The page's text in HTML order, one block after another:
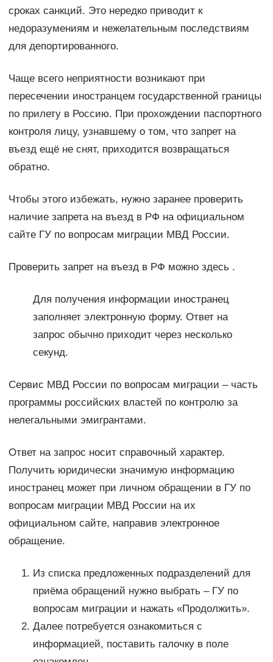
сроках санкций. Это нередко приводит к
недоразумениям и нежелательным последствиям
для депортированного.
Чаще всего неприятности возникают при
пересечении иностранцем государственной границы
по прилету в Россию. При прохождении паспортного
контроля лицу, узнавшему о том, что запрет на
въезд ещё не снят, приходится возвращаться
обратно.
Чтобы этого избежать, нужно заранее проверить
наличие запрета на въезд в РФ на официальном
сайте ГУ по вопросам миграции МВД России.
Проверить запрет на въезд в РФ можно здесь .
Для получения информации иностранец
заполняет электронную форму. Ответ на
запрос обычно приходит через несколько
секунд.
Сервис МВД России по вопросам миграции – часть
программы российских властей по контролю за
нелегальными эмигрантами.
Ответ на запрос носит справочный характер.
Получить юридически значимую информацию
иностранец может при личном обращении в ГУ по
вопросам миграции МВД России на их
официальном сайте, направив электронное
обращение.
Из списка предложенных подразделений для
приёма обращений нужно выбрать – ГУ по
вопросам миграции и нажать «Продолжить».
Далее потребуется ознакомиться с
информацией, поставить галочку в поле